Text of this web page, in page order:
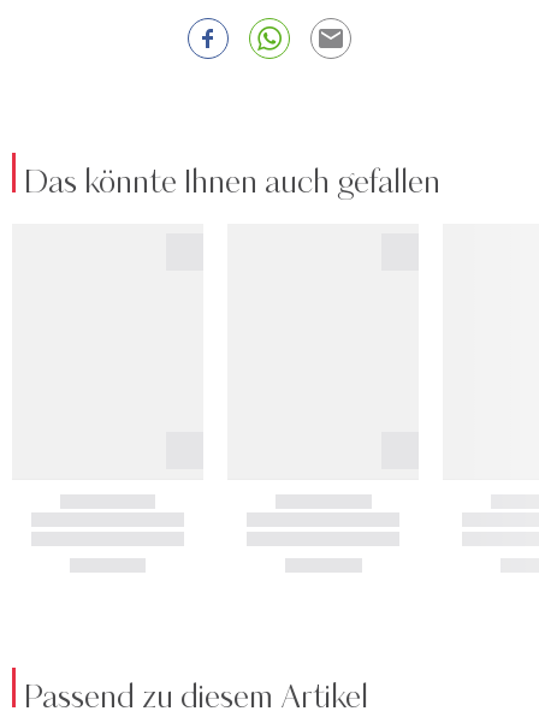
Das könnte Ihnen auch gefallen
Passend zu diesem Artikel